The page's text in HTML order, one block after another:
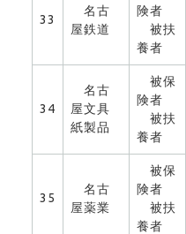
33
名古
屋鉄道
険者
被扶
養者
34
名古
屋文具
紙製品
被保
険者
被扶
養者
35
名古
屋薬業
被保
険者
被扶
養者